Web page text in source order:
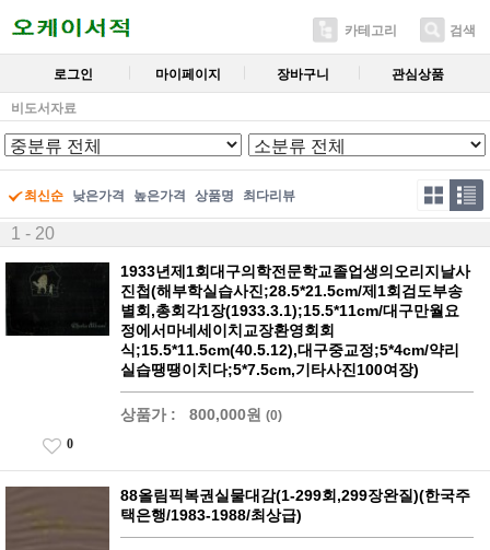
카테고리 검색
로그인 마이페이지 장바구니 관심상품
비도서자료
최신순 낮은가격 높은가격 상품명 최다리뷰
1 - 20
1933년제1회대구의학전문학교졸업생의오리지날사
진첩(해부학실습사진;28.5*21.5cm/제1회검도부송
별회,총회각1장(1933.3.1);15.5*11cm/대구만월요
정에서마네세이치교장환영회회
식;15.5*11.5cm(40.5.12),대구중교정;5*4cm/약리
실습땡땡이치다;5*7.5cm,기타사진100여장)
상품가 : 800,000원 (0)
0
88올림픽복권실물대감(1-299회,299장완질)(한국주
택은행/1983-1988/최상급)